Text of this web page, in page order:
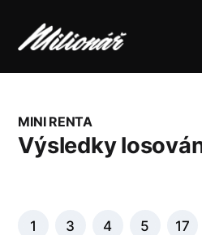
MINI RENTA
Výsledky
1 3 4 5 17